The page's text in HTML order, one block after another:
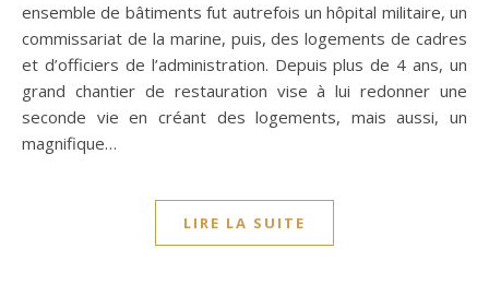
ensemble de bâtiments fut autrefois un hôpital militaire, un
commissariat de la marine, puis, des logements de cadres
et d’officiers de l’administration. Depuis plus de 4 ans, un
grand chantier de restauration vise à lui redonner une
seconde vie en créant des logements, mais aussi, un
magnifique…
LIRE LA SUITE